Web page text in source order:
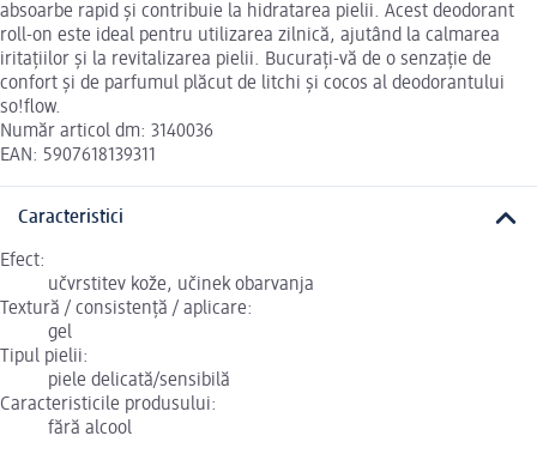
absoarbe rapid și contribuie la hidratarea pielii. Acest deodorant
roll-on este ideal pentru utilizarea zilnică, ajutând la calmarea
iritațiilor și la revitalizarea pielii. Bucurați-vă de o senzație de
confort și de parfumul plăcut de litchi și cocos al deodorantului
so!flow.
Număr articol dm: 3140036
EAN: 5907618139311
Caracteristici
Efect:
učvrstitev kože, učinek obarvanja
Textură / consistență / aplicare:
gel
Tipul pielii:
piele delicată/sensibilă
Caracteristicile produsului:
fără alcool